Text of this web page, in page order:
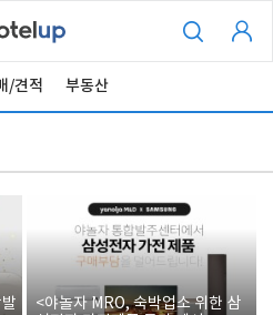
/견적 부동산
<야놀자 MRO, 숙박업소 위한 삼